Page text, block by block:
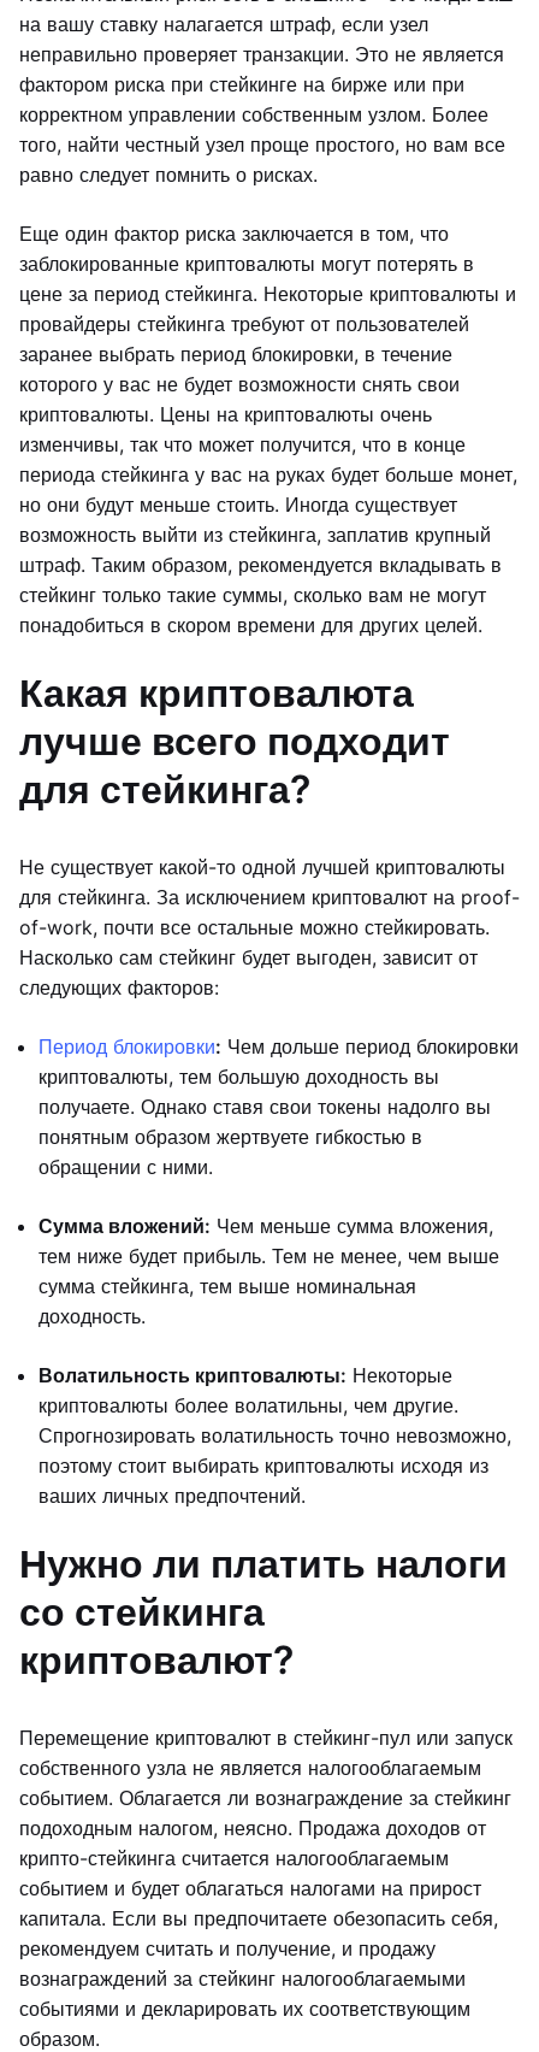
на вашу ставку налагается штраф, если узел
неправильно проверяет транзакции. Это не является
фактором риска при стейкинге на бирже или при
корректном управлении собственным узлом. Более
того, найти честный узел проще простого, но вам все
равно следует помнить о рисках.
Еще один фактор риска заключается в том, что
заблокированные криптовалюты могут потерять в
цене за период стейкинга. Некоторые криптовалюты и
провайдеры стейкинга требуют от пользователей
заранее выбрать период блокировки, в течение
которого у вас не будет возможности снять свои
криптовалюты. Цены на криптовалюты очень
изменчивы, так что может получится, что в конце
периода стейкинга у вас на руках будет больше монет,
но они будут меньше стоить. Иногда существует
возможность выйти из стейкинга, заплатив крупный
штраф. Таким образом, рекомендуется вкладывать в
стейкинг только такие суммы, сколько вам не могут
понадобиться в скором времени для других целей.
Какая криптовалюта
лучше всего подходит
для стейкинга?
Не существует какой-то одной лучшей криптовалюты
для стейкинга. За исключением криптовалют на proof-
of-work, почти все остальные можно стейкировать.
Насколько сам стейкинг будет выгоден, зависит от
следующих факторов:
Период блокировки: Чем дольше период блокировки
криптовалюты, тем большую доходность вы
получаете. Однако ставя свои токены надолго вы
понятным образом жертвуете гибкостью в
обращении с ними.
Сумма вложений: Чем меньше сумма вложения,
тем ниже будет прибыль. Тем не менее, чем выше
сумма стейкинга, тем выше номинальная
доходность.
Волатильность криптовалюты: Некоторые
криптовалюты более волатильны, чем другие.
Спрогнозировать волатильность точно невозможно,
поэтому стоит выбирать криптовалюты исходя из
ваших личных предпочтений.
Нужно ли платить налоги
со стейкинга
криптовалют?
Перемещение криптовалют в стейкинг-пул или запуск
собственного узла не является налогооблагаемым
событием. Облагается ли вознаграждение за стейкинг
подоходным налогом, неясно. Продажа доходов от
крипто-стейкинга считается налогооблагаемым
событием и будет облагаться налогами на прирост
капитала. Если вы предпочитаете обезопасить себя,
рекомендуем считать и получение, и продажу
вознаграждений за стейкинг налогооблагаемыми
событиями и декларировать их соответствующим
образом.